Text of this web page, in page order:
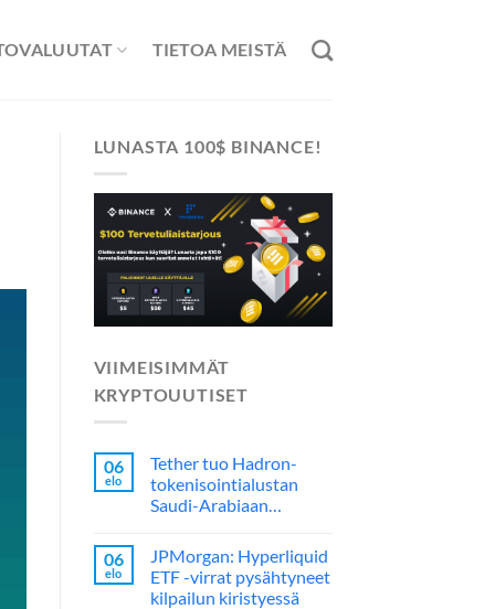
TIETOA MEISTÄ
LUNASTA 100$ BINANCE!
VIIMEISIMMÄT
KRYPTOUUTISET
06
elo
Tether tuo Hadron-
tokenisointialustan
Saudi-Arabiaan…
06
elo
JPMorgan: Hyperliquid
ETF -virrat pysähtyneet
kilpailun kiristyessä